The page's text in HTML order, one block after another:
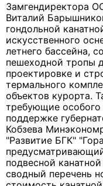
Замгендиректора
Виталий
гондольной
искусственного
летнего бассейна,
пешеходной тропы
проектировке и
термального
объектов курорта.
требующие
поддержке
Кобзева
"Развитие БГК"
подвесной
сводный перечень